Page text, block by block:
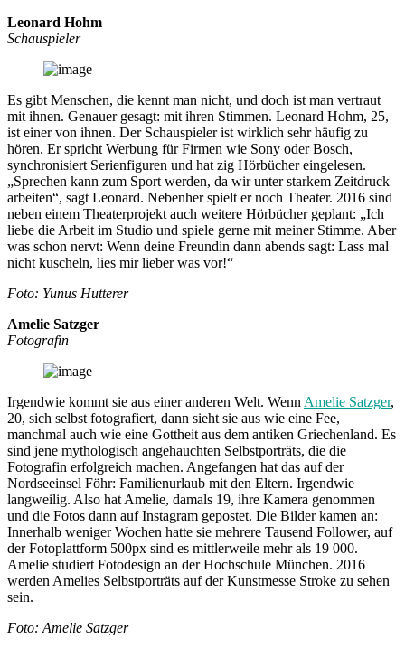
Leonard Hohm
Schauspieler
Es gibt Menschen, die kennt man nicht, und doch ist man vertraut
mit ihnen. Genauer gesagt: mit ihren Stimmen. Leonard Hohm, 25,
ist einer von ihnen. Der Schauspieler ist wirklich sehr häufig zu
hören. Er spricht Werbung für Firmen wie Sony oder Bosch,
synchronisiert Serienfiguren und hat zig Hörbücher eingelesen.
„Sprechen kann zum Sport werden, da wir unter starkem Zeitdruck
arbeiten“, sagt Leonard. Nebenher spielt er noch Theater. 2016 sind
neben einem Theaterprojekt auch weitere Hörbücher geplant: „Ich
liebe die Arbeit im Studio und spiele gerne mit meiner Stimme. Aber
was schon nervt: Wenn deine Freundin dann abends sagt: Lass mal
nicht kuscheln, lies mir lieber was vor!“
Foto: Yunus Hutterer
Amelie Satzger
Fotografin
Irgendwie kommt sie aus einer anderen Welt. Wenn Amelie Satzger,
20, sich selbst fotografiert, dann sieht sie aus wie eine Fee,
manchmal auch wie eine Gottheit aus dem antiken Griechenland. Es
sind jene mythologisch angehauchten Selbstporträts, die die
Fotografin erfolgreich machen. Angefangen hat das auf der
Nordseeinsel Föhr: Familienurlaub mit den Eltern. Irgendwie
langweilig. Also hat Amelie, damals 19, ihre Kamera genommen
und die Fotos dann auf Instagram gepostet. Die Bilder kamen an:
Innerhalb weniger Wochen hatte sie mehrere Tausend Follower, auf
der Fotoplattform 500px sind es mittlerweile mehr als 19 000.
Amelie studiert Fotodesign an der Hochschule München. 2016
werden Amelies Selbstporträts auf der Kunstmesse Stroke zu sehen
sein.
Foto: Amelie Satzger